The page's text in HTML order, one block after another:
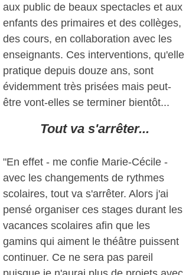
aux public de beaux spectacles et aux
enfants des primaires et des collèges,
des cours, en collaboration avec les
enseignants. Ces interventions, qu'elle
pratique depuis douze ans, sont
évidemment très prisées mais peut-
être vont-elles se terminer bientôt...
Tout va s'arrêter...
"En effet - me confie Marie-Cécile -
avec les changements de rythmes
scolaires, tout va s'arrêter. Alors j'ai
pensé organiser ces stages durant les
vacances scolaires afin que les
gamins qui aiment le théâtre puissent
continuer. Ce ne sera pas pareil